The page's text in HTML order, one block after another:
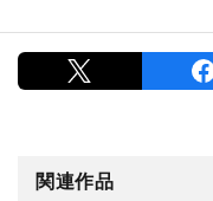
関連作品